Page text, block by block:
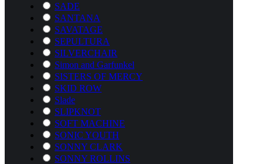
SADE
SANTANA
SAVATAGE
SEPULTURA
SILVERCHAIR
Simon and Garfunkel
SISTERS OF MERCY
SKID ROW
Slade
SLIPKNOT
SOFT MACHINE
SONIC YOUTH
SONNY CLARK
SONNY ROLLINS